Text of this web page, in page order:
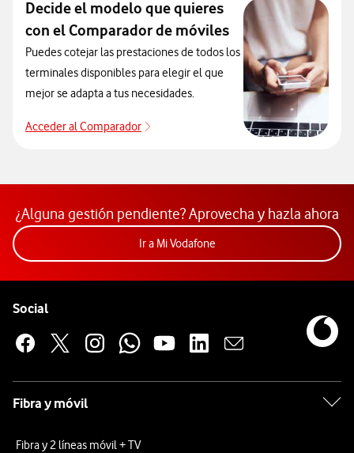
Decide el modelo que quieres
con el Comparador de móviles
Puedes cotejar las prestaciones de todos los
terminales disponibles para elegir el que
mejor se adapta a tus necesidades.
Acceder al Comparador
Acceder al Comparador
¿Alguna gestión pendiente? Aprovecha y hazla ahora
Ir a Mi VodafoneAcceder a la app Mi
Social
Fibra y móvil
Fibra y 2 líneas móvil + TV